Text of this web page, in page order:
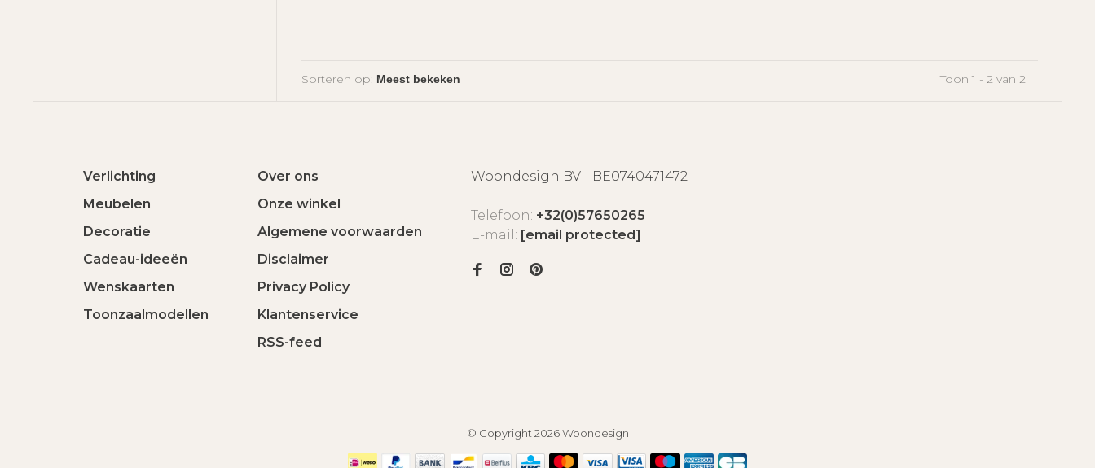
Sorteren op: Toon 1 - 2 van 2
Verlichting
Meubelen
Decoratie
Cadeau-ideeën
Wenskaarten
Toonzaalmodellen
Over ons
Onze winkel
Algemene voorwaarden
Disclaimer
Privacy Policy
Klantenservice
RSS-feed
Woondesign BV - BE0740471472
Telefoon: +32(0)57650265
E-mail: [email protected]
© Copyright 2026 Woondesign